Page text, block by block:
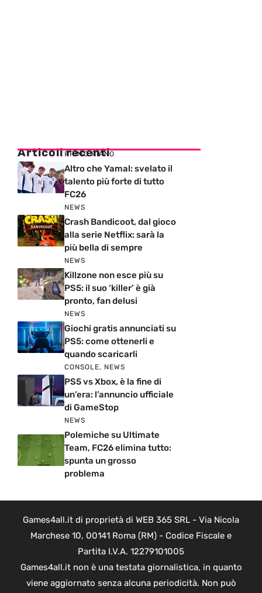
Articoli recenti
PRIMO PIANO
Altro che Yamal: svelato il
talento più forte di tutto
FC26
NEWS
Crash Bandicoot, dal gioco
alla serie Netflix: sarà la
più bella di sempre
NEWS
Killzone non esce più su
PS5: il suo ‘killer’ è già
pronto, fan delusi
NEWS
Giochi gratis annunciati su
PS5: come ottenerli e
quando scaricarli
CONSOLE, NEWS
PS5 vs Xbox, è la fine di
un’era: l’annuncio ufficiale
di GameStop
NEWS
Polemiche su Ultimate
Team, FC26 elimina tutto:
spunta un grosso
problema
Games4all.it di proprietà di WEB 365 SRL - Via Nicola
Marchese 10, 00141 Roma (RM) - Codice Fiscale e
Partita I.V.A. 12279101005
Games4all.it non è una testata giornalistica, in quanto
viene aggiornato senza alcuna periodicità. Non può